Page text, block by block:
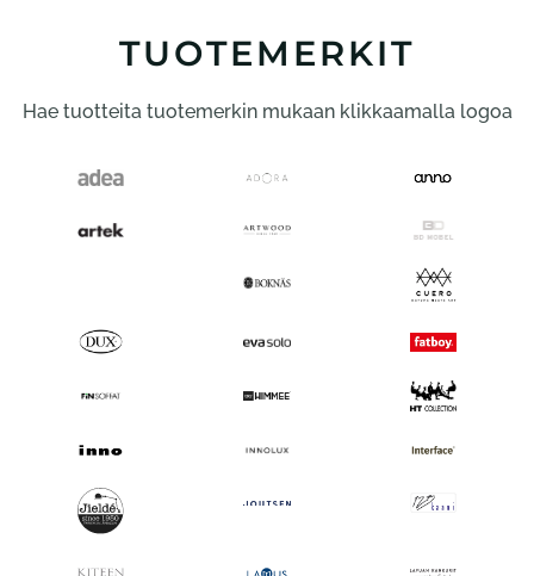
TUOTEMERKIT
Hae tuotteita tuotemerkin mukaan klikkaamalla logoa